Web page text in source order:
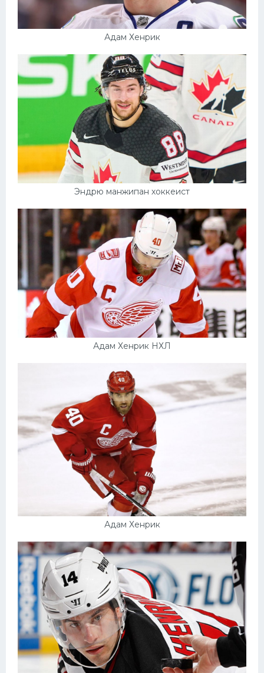
Адам Хенрик
Эндрю манжипан хоккеист
Адам Хенрик НХЛ
Адам Хенрик